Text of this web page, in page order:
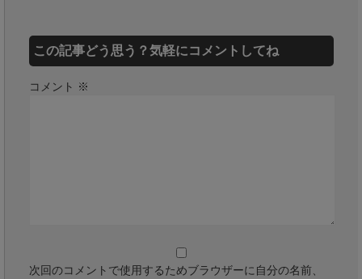
この記事どう思う？気軽にコメントしてね
コメント ※
次回のコメントで使用するためブラウザーに自分の名前、